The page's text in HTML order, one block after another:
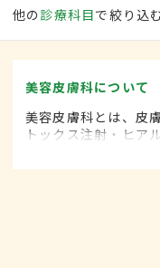
他の 診療科目で絞り込
美容皮膚科について
美容皮膚科とは、皮
トックス注射・ヒア
ビ治療など美容を目
です。